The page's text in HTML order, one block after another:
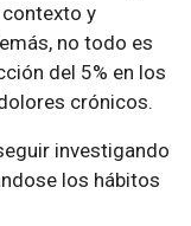
y
no todo es
del 5% en los
crónicos.
investigando
los hábitos